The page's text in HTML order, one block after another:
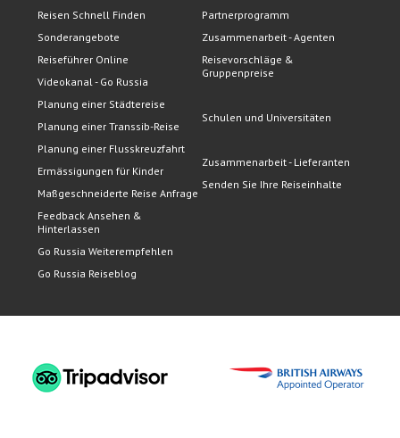
Reisen Schnell Finden
Sonderangebote
Reiseführer Online
Videokanal - Go Russia
Planung einer Städtereise
Planung einer Transsib-Reise
Planung einer Flusskreuzfahrt
Ermässigungen für Kinder
Maßgeschneiderte Reise Anfrage
Feedback Ansehen &
Hinterlassen
Go Russia Weiterempfehlen
Go Russia Reiseblog
Partnerprogramm
Zusammenarbeit - Agenten
Reisevorschläge &
Gruppenpreise
Schulen und Universitäten
Zusammenarbeit - Lieferanten
Senden Sie Ihre Reiseinhalte